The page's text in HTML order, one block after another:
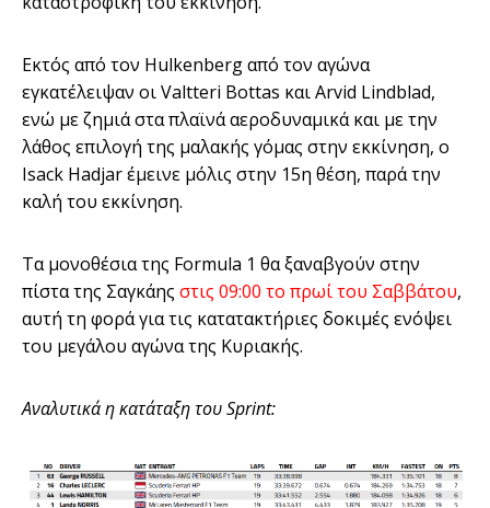
Εκτός από τον Hulkenberg από τον αγώνα
εγκατέλειψαν οι Valtteri Bottas και Arvid Lindblad,
ενώ με ζημιά στα πλαϊνά αεροδυναμικά και με την
λάθος επιλογή της μαλακής γόμας στην εκκίνηση, ο
Isack Hadjar έμεινε μόλις στην 15η θέση, παρά την
καλή του εκκίνηση.
Τα μονοθέσια της Formula 1 θα ξαναβγούν στην
πίστα της Σαγκάης στις 09:00 το πρωί του Σαββάτου,
αυτή τη φορά για τις κατατακτήριες δοκιμές ενόψει
του μεγάλου αγώνα της Κυριακής.
Αναλυτικά η κατάταξη του Sprint: